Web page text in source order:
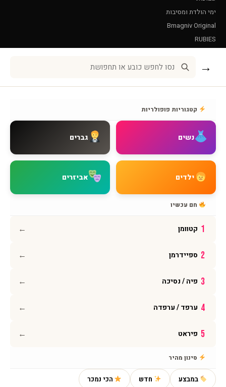
ימי הולדת ומסיבות
Bmagniv Original
RUBIES
צור קשר
שאלות נפוצות
מדיניות משלוחים
מדיניות החזרות
מדיניות פרטיות
פייסבוק
וואטסאפ
© 2026 BMAGNIV · כל הזכויות שמורות · מותג ישראלי גאה
→
קטגוריות פופולריות
נשים גברים
ילדים אביזרים
חם עכשיו
1 קטוומן ←
2 ספיידרמן ←
3 פיה / נסיכה ←
4 ערפד / ערפדה ←
5 פיראט ←
סינון מהיר
במבצע חדש הכי נמכר